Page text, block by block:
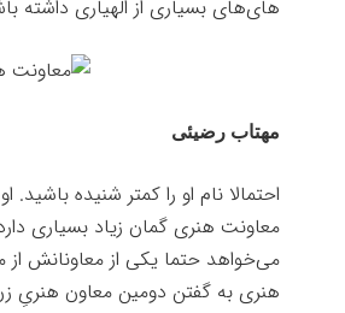
های‌های بسیاری از الهیاری داشته
مهتاب رضیئی
احتمالا نام او را کمتر شنیده
معاونت هنری گمان زیاد بسیاری
می‌خواهد حتما یکی از معاونانش
هنری به گفتن دومین معاون هنریِ زن